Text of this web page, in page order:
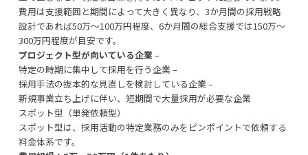
費用は支援範囲と期間によって大きく異なり、3か月間の採用戦略
設計であれば50万〜100万円程度、6か月間の総合支援では150万〜
300万円程度が目安です。
プロジェクト型が向いている企業–
特定の時期に集中して採用を行う企業 –
採用手法の抜本的な見直しを検討している企業 –
新規事業立ち上げに伴い、短期間で大量採用が必要な企業
スポット型（単発依頼型）
スポット型は、採用活動の特定業務のみをピンポイントで依頼する
料金体系です。